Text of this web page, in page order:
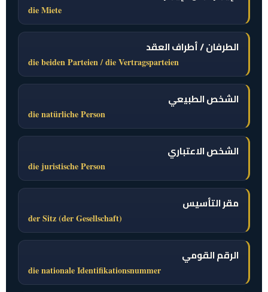
die Miete
الطرفان / أطراف العقد
die beiden Parteien / die Vertragsparteien
الشخص الطبيعي
die natürliche Person
الشخص الاعتباري
die juristische Person
مقر التأسيس
der Sitz (der Gesellschaft)
الرقم القومي
die nationale Identifikationsnummer